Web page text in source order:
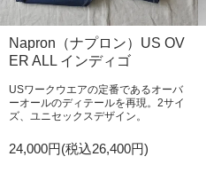
Napron（ナプロン）US OV
ER ALL インディゴ
USワークウエアの定番であるオーバ
ーオールのディテールを再現。2サイ
ズ、ユニセックスデザイン。
24,000円(税込26,400円)